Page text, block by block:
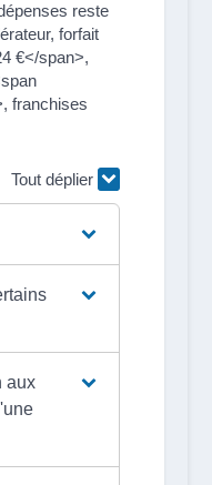
reste
forfait
€</span>,
franchises
Tout déplier
aux